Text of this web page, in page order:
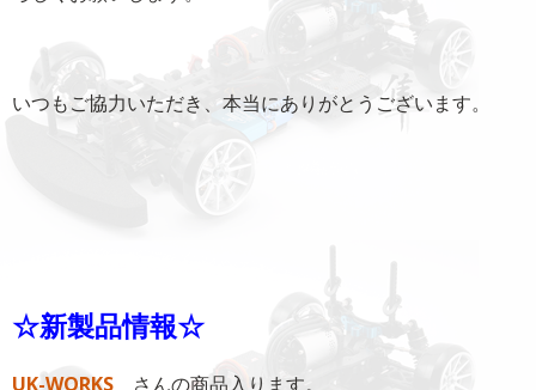
いつもご協力いただき、本当にありがとうございます。
☆新製品情報☆
UK-WORKS さんの商品入ります。